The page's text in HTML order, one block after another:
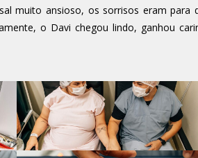
muito ansioso, os sorrisos eram para
o Davi chegou lindo, ganhou